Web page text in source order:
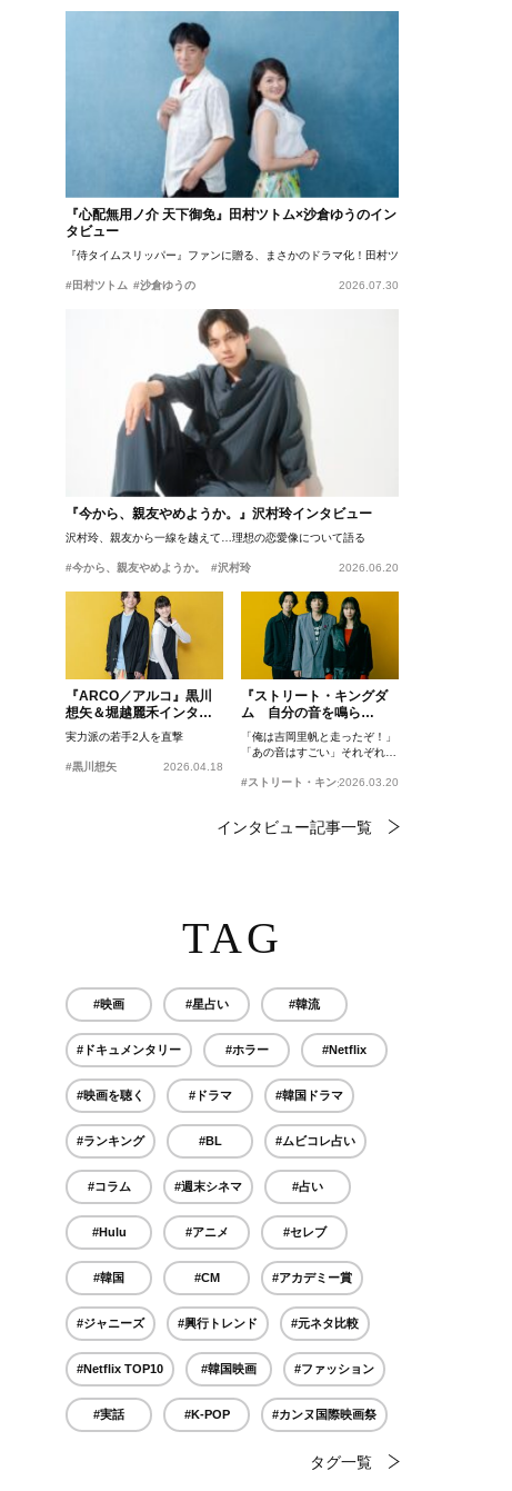
『心配無用ノ介 天下御免』田村ツトム×沙倉ゆうのイン
タビュー
『侍タイムスリッパー』ファンに贈る、まさかのドラマ化！田村ツトム×沙倉ゆうのが語
#田村ツトム #沙倉ゆうの 2026.07.30
『今から、親友やめようか。』沢村玲インタビュー
沢村玲、親友から一線を越えて…理想の恋愛像について語る
#今から、親友やめようか。 #沢村玲 2026.06.20
『ARCO／アルコ』黒川
想矢＆堀越麗禾インタビ
ュー
実力派の若手2人を直撃
#黒川想矢 2026.04.18
『ストリート・キングダ
ム 自分の音を鳴ら
せ。』峯田和伸、若葉竜
也、吉岡里帆インタビュ
ー
「俺は吉岡里帆と走ったぞ！」
「あの音はすごい」それぞれの
#ストリート・キングダム 自分の音を鳴らせ。
2026.03.20
インタビュー記事一覧
TAG
#映画 #星占い #韓流
#ドキュメンタリー #ホラー #Netflix
#映画を聴く #ドラマ #韓国ドラマ
#ランキング #BL #ムビコレ占い
#コラム #週末シネマ #占い
#Hulu #アニメ #セレブ
#韓国 #CM #アカデミー賞
#ジャニーズ #興行トレンド #元ネタ比較
#Netflix TOP10 #韓国映画 #ファッション
#実話 #K-POP #カンヌ国際映画祭
タグ一覧